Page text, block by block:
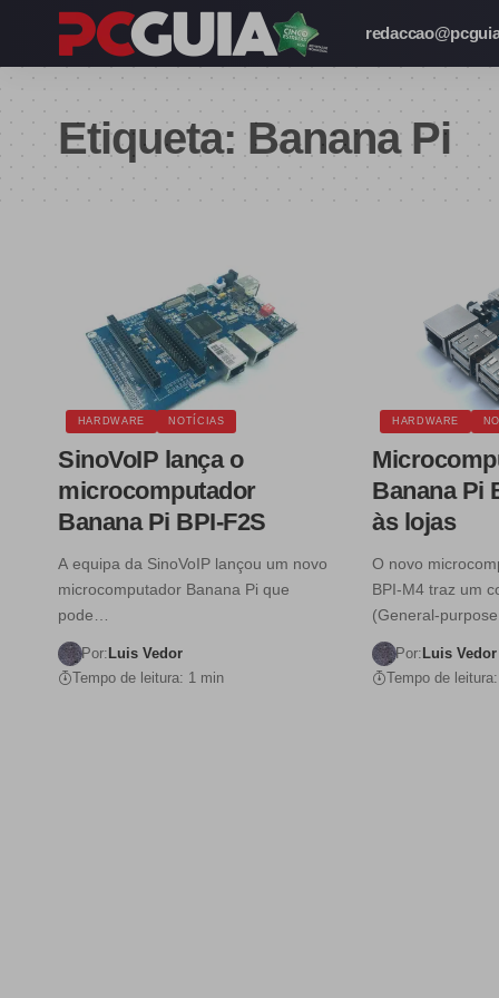
Etiqueta: Banana Pi
HARDWARE NOTÍCIAS
SinoVoIP lança o
microcomputador
Banana Pi BPI-F2S
A equipa da SinoVoIP lançou um novo
microcomputador Banana Pi que
pode…
Por: Luis Vedor
Tempo de leitura: 1 min
HARDWARE
Banana Pi
às lojas
O novo
BPI-M4 traz um
(General-
Por: Luis Vedor
Tempo de